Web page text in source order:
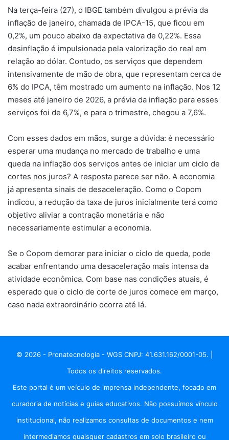
Na terça-feira (27), o IBGE também divulgou a prévia da
inflação de janeiro, chamada de IPCA-15, que ficou em
0,2%, um pouco abaixo da expectativa de 0,22%. Essa
desinflação é impulsionada pela valorização do real em
relação ao dólar. Contudo, os serviços que dependem
intensivamente de mão de obra, que representam cerca de
6% do IPCA, têm mostrado um aumento na inflação. Nos 12
meses até janeiro de 2026, a prévia da inflação para esses
serviços foi de 6,7%, e para o trimestre, chegou a 7,6%.
Com esses dados em mãos, surge a dúvida: é necessário
esperar uma mudança no mercado de trabalho e uma
queda na inflação dos serviços antes de iniciar um ciclo de
cortes nos juros? A resposta parece ser não. A economia
já apresenta sinais de desaceleração. Como o Copom
indicou, a redução da taxa de juros inicialmente terá como
objetivo aliviar a contração monetária e não
necessariamente estimular a economia.
Se o Copom demorar para iniciar o ciclo de queda, pode
acabar enfrentando uma desaceleração mais intensa da
atividade econômica. Com base nas condições atuais, é
esperado que o ciclo de corte de juros comece em março,
caso nada extraordinário ocorra até lá.
© 2026 - Pronatecnologia - WGS CNPJ: 41.631.162/0001-05. |
Todos os direitos reservados.
Este portal é um veículo de imprensa independente, focado em
curadoria de notícias e guias educativos. Não possuímos vínculo
institucional, não realizamos consultas de documentos e nem
intermediamos quaisquer cadastros em solo brasileiro ou